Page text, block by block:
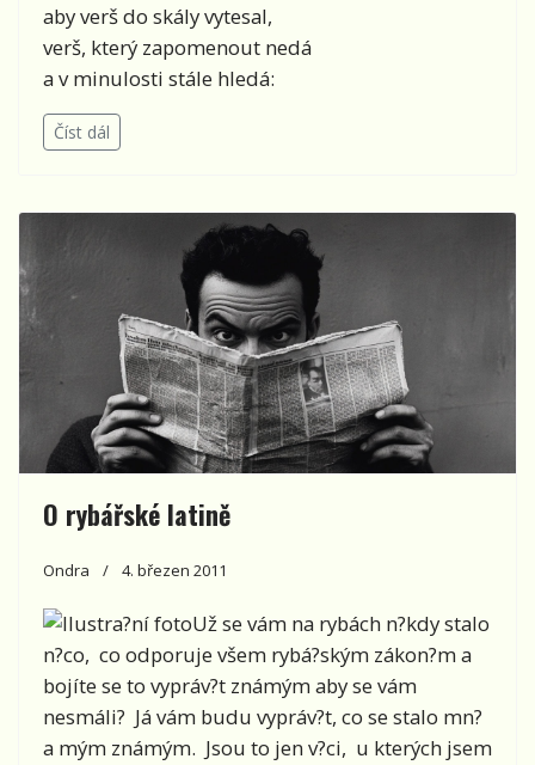
aby verš do skály vytesal,
verš, který zapomenout nedá
a v minulosti stále hledá:
Číst dál
O rybářské latině
Ondra 4. březen 2011
Už se vám na rybách n?kdy stalo
n?co, co odporuje všem rybá?ským zákon?m a
bojíte se to vypráv?t známým aby se vám
nesmáli? Já vám budu vypráv?t, co se stalo mn?
a mým známým. Jsou to jen v?ci, u kterých jsem